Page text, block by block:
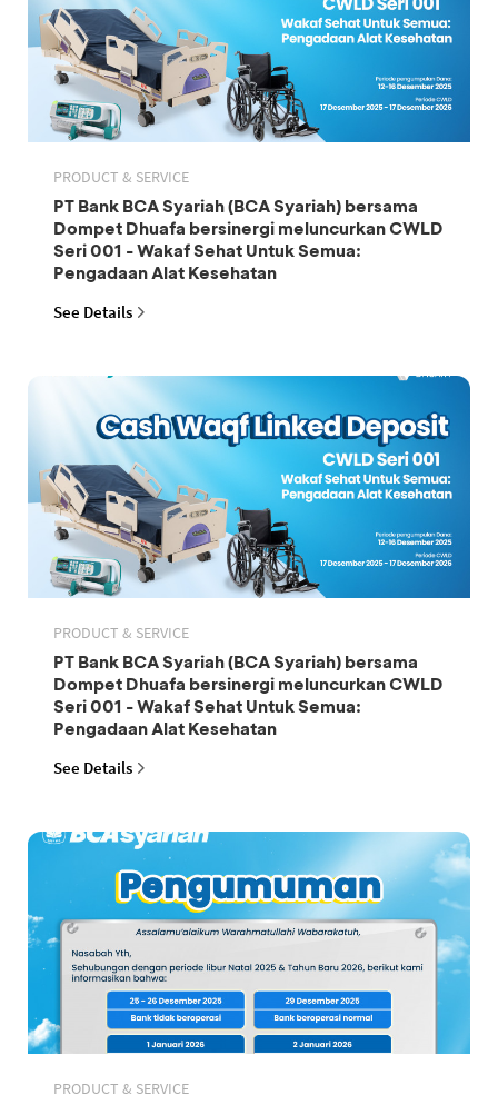
PRODUCT & SERVICE
PT Bank BCA Syariah (BCA Syariah) bersama
Dompet Dhuafa bersinergi meluncurkan CWLD
Seri 001 - Wakaf Sehat Untuk Semua:
Pengadaan Alat Kesehatan
See Details
PRODUCT & SERVICE
PT Bank BCA Syariah (BCA Syariah) bersama
Dompet Dhuafa bersinergi meluncurkan CWLD
Seri 001 - Wakaf Sehat Untuk Semua:
Pengadaan Alat Kesehatan
See Details
PRODUCT & SERVICE